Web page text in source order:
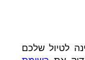
לטיול שלכם